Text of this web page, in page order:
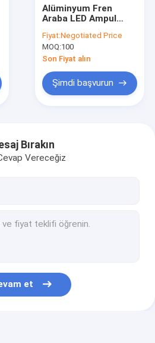
Alüminyum Fren
Araba LED Ampul
18W Güç 5202 9004
Fiyat:Negotiated Price
MOQ:100
Son Fiyat alın
Şimdi başvurun
Bırakın
Cevap Vereceğiz
et